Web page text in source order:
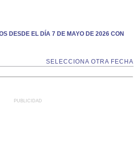
DESDE EL DÍA 7 DE MAYO DE 2026 CON
SELECCIONA OTRA FECHA
PUBLICIDAD